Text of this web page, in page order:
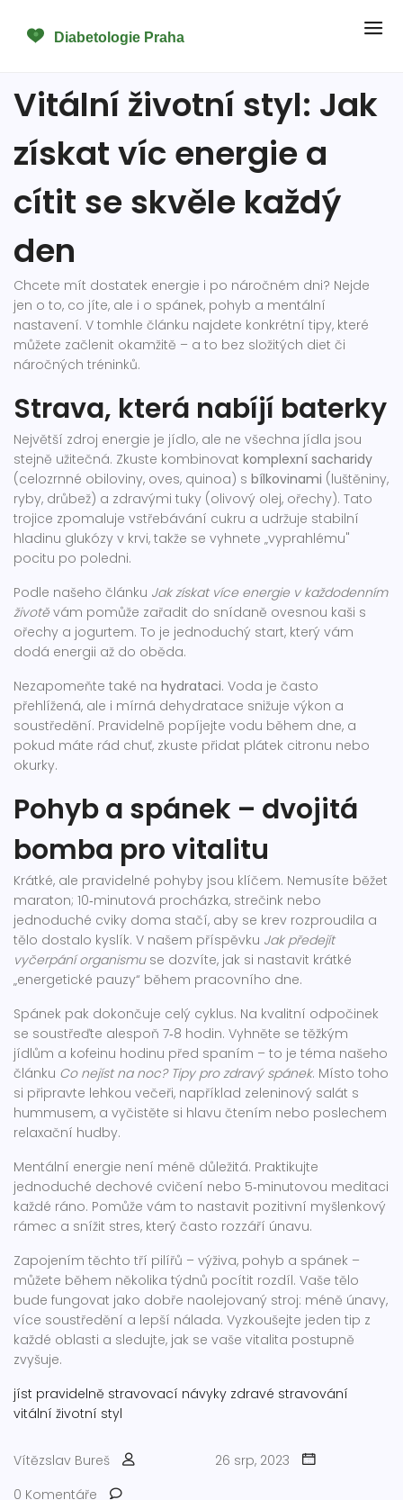
Vitální životní styl: Jak
získat víc energie a
cítit se skvěle každý
den
Chcete mít dostatek energie i po náročném dni? Nejde
jen o to, co jíte, ale i o spánek, pohyb a mentální
nastavení. V tomhle článku najdete konkrétní tipy, které
můžete začlenit okamžitě – a to bez složitých diet či
náročných tréninků.
Strava, která nabíjí baterky
Největší zdroj energie je jídlo, ale ne všechna jídla jsou
stejně užitečná. Zkuste kombinovat komplexní sacharidy
(celozrnné obiloviny, oves, quinoa) s bílkovinami (luštěniny,
ryby, drůbež) a zdravými tuky (olivový olej, ořechy). Tato
trojice zpomaluje vstřebávání cukru a udržuje stabilní
hladinu glukózy v krvi, takže se vyhnete „vyprahlému"
pocitu po poledni.
Podle našeho článku Jak získat více energie v každodenním
životě vám pomůže zařadit do snídaně ovesnou kaši s
ořechy a jogurtem. To je jednoduchý start, který vám
dodá energii až do oběda.
Nezapomeňte také na hydrataci. Voda je často
přehlížená, ale i mírná dehydratace snižuje výkon a
soustředění. Pravidelně popíjejte vodu během dne, a
pokud máte rád chuť, zkuste přidat plátek citronu nebo
okurky.
Pohyb a spánek – dvojitá
bomba pro vitalitu
Krátké, ale pravidelné pohyby jsou klíčem. Nemusíte běžet
maraton; 10‑minutová procházka, strečink nebo
jednoduché cviky doma stačí, aby se krev rozproudila a
tělo dostalo kyslík. V našem příspěvku Jak předejít
vyčerpání organismuse dozvíte, jak si nastavit krátké
„energetické pauzy“ během pracovního dne.
Spánek pak dokončuje celý cyklus. Na kvalitní odpočinek
se soustřeďte alespoň 7‑8 hodin. Vyhněte se těžkým
jídlům a kofeinu hodinu před spaním – to je téma našeho
článku Co nejíst na noc? Tipy pro zdravý spánek. Místo toho
si připravte lehkou večeři, například zeleninový salát s
hummusem, a vyčistěte si hlavu čtením nebo poslechem
relaxační hudby.
Mentální energie není méně důležitá. Praktikujte
jednoduché dechové cvičení nebo 5‑minutovou meditaci
každé ráno. Pomůže vám to nastavit pozitivní myšlenkový
rámec a snížit stres, který často rozzáří únavu.
Zapojením těchto tří pilířů – výživa, pohyb a spánek –
můžete během několika týdnů pocítit rozdíl. Vaše tělo
bude fungovat jako dobře naolejovaný stroj: méně únavy,
více soustředění a lepší nálada. Vyzkoušejte jeden tip z
každé oblasti a sledujte, jak se vaše vitalita postupně
zvyšuje.
jíst pravidelně stravovací návyky zdravé stravování
vitální životní styl
Vítězslav Bureš
26 srp, 2023
0 Komentáře